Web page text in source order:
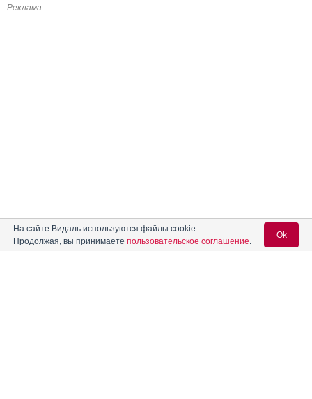
Реклама
На сайте Видаль используются файлы cookie
Продолжая, вы принимаете пользовательское соглашение.
Ok